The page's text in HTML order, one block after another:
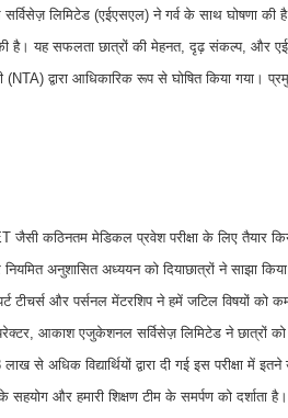
लिमिटेड (एईएसएल) ने गर्व के साथ घोषणा की
है। यह सफलता छात्रों की मेहनत, दृढ़ संकल्प, और
द्वारा आधिकारिक रूप से घोषित किया गया।
कठिनतम मेडिकल प्रवेश परीक्षा के लिए तैयार
अनुशासित अध्ययन को दियाछात्रों ने साझा
टीचर्स और पर्सनल मेंटरशिप ने हमें जटिल विषयों
आकाश एजुकेशनल सर्विसेज़ लिमिटेड ने छात्रों को
से अधिक विद्यार्थियों द्वारा दी गई इस परीक्षा में
सहयोग और हमारी शिक्षण टीम के समर्पण को दर्शाता